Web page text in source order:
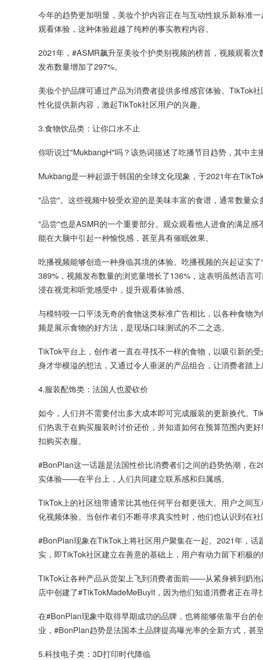
今年的趋势更加明显，美妆个护内容正在与互动性娱乐新标准
观看体验，这种体验超越了纯粹的事实教程内容。
2021年，#ASMR飙升至美妆个护类别视频的榜首，视频观看
发布数量增加了297%。
美妆个护品牌可通过产品为消费者提供多维感官体验。TikTok
性化提供新内容，激起TikTok社区用户的兴趣。
3.食物饮品类：让你口水不止
你听说过"MukbangH"吗？该热词描述了吃播节目趋势，其中主
Mukbang是一种起源于韩国的全球文化现象，于2021年在
"品尝"。这些视频中较受欢迎的是美味丰富的食谱，通常数量众
"品尝"也是ASMR的一个重要部分。观众观看他人进食的满足
能在大脑中引起一种愉悦感，甚至具有催眠效果。
吃播视频能够创造一种身临其境的体验。吃播视频的兴起证实
389%，视频发布数量的浏览量增长了136%，这表明虽然语言
浸在视觉和听觉感受中，提升观看体验感。
与模特咬一口平淡无奇的食物这类标准广告相比，以各种食物
频是展示食物的好方法，是现场口味测试的不二之选。
TikTok平台上，创作者一直在寻找不一样的食物，以吸引新的
身才华横溢的想法，又通过令人垂涎的产品组合，让消费者踏上
4.服装配饰类：法国人也爱砍价
如今，人们并不需要付出多大成本即可完成服装的更新换代。
们热衷于在购买服装时讨价还价，并知道如何在预算范围内更
扣购买衣服。
#BonPlan这一话题是法国性价比消费者们之间的趋势热潮，
实体验——在平台上，人们共同建立联系感和归属感。
TikTok上的社区纽带通常比其他任何平台都更强大。用户之间
化视频体验。当创作者们不断寻求真实性时，他们也认识到在
#BonPlan现象在TikTok上将社区用户聚集在一起。2021年，
实，即TikTok社区建立在善意的基础上，用户有动力留下积极
TikTok让各种产品从货架上飞到消费者面前——从紧身裤到奶
店中创建了#TikTokMadeMeBuylt，因为他们知道消费者正在寻
在#BonPlan现象中取得早期成功的品牌，也将能够依靠平台
业，#BonPlan趋势是法国本土品牌提高曝光率的全新方式，甚
5.科技电子类：3D打印时代降临